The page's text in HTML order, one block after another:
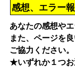
感想、エラー
あなたの感想や
また、ページを
ご協力ください。
★いずれか１つお